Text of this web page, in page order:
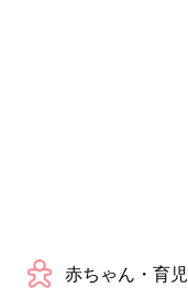
赤ちゃん・育児